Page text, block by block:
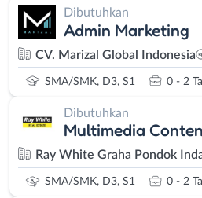
Dibutuhkan
Admin Marketing
CV. Marizal Global Indonesia
SMA/SMK, D3, S1 0 - 2
Dibutuhkan
Multimedia
Ray White Graha Pondok
SMA/SMK, D3, S1 0 - 2